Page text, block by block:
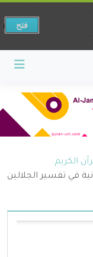
الكريم
في تفسير الجلالين
فتح